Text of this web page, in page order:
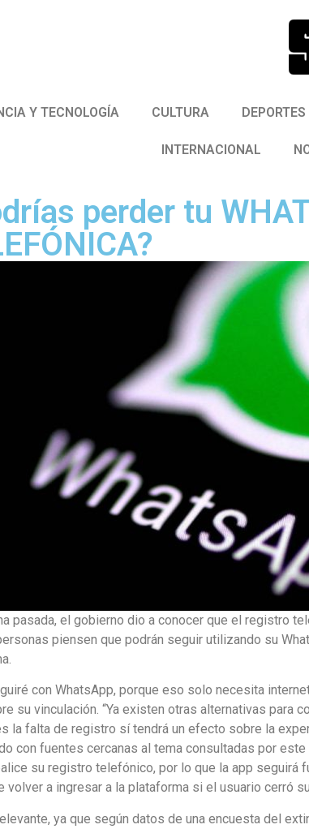
Y TECNOLOGÍA CULTURA DEPORTES
INTERNACIONAL
perder tu
pasada, el gobierno dio a conocer que el registro
piensen que podrán seguir utilizando su
con WhatsApp, porque eso solo necesita
su vinculación. “Ya existen otras alternativas para
la falta de registro sí tendrá un efecto sobre la
con fuentes cercanas al tema consultadas por
su registro telefónico, por lo que la app seguirá
volver a ingresar a la plataforma si el usuario cerró
ya que según datos de una encuesta del